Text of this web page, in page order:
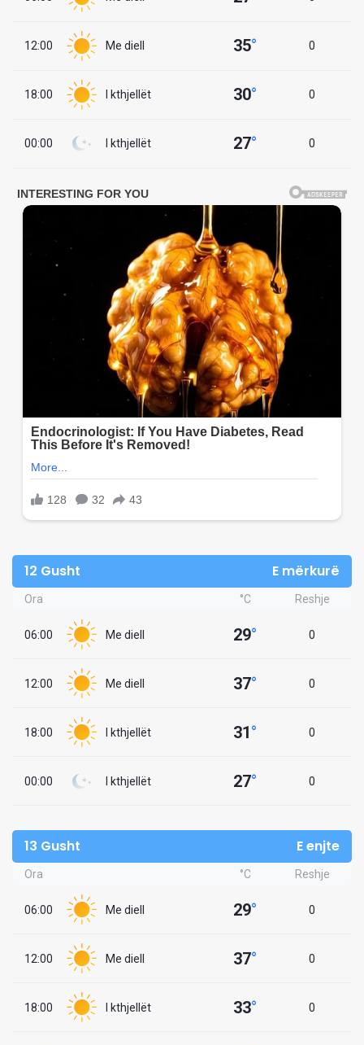
12:00 Me diell 35° 0
18:00 I kthjellët 30° 0
00:00 I kthjellët 27° 0
12 Gusht E mërkurë
Ora °C Reshje
06:00 Me diell 29° 0
12:00 Me diell 37° 0
18:00 I kthjellët 31° 0
00:00 I kthjellët 27° 0
13 Gusht E enjte
Ora °C Reshje
06:00 Me diell 29° 0
12:00 Me diell 37° 0
18:00 I kthjellët 33° 0